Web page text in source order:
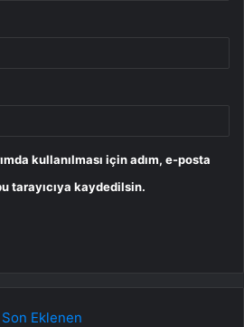
kullanılması için adım, e-posta
tarayıcıya kaydedilsin.
Son Eklenen